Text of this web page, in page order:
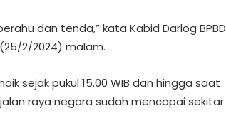
dan tenda,” kata Kabid Darlog BPBD
2/2024) malam.
sejak pukul 15.00 WIB dan hingga saat
raya negara sudah mencapai sekitar